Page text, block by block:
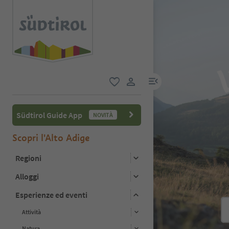
menu link
Südtirol Guide App NOVITÀ
Scopri l'Alto Adige
Regioni
Alloggi
Esperienze ed eventi
Attività